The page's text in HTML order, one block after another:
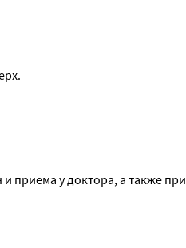
приема у доктора, а также при